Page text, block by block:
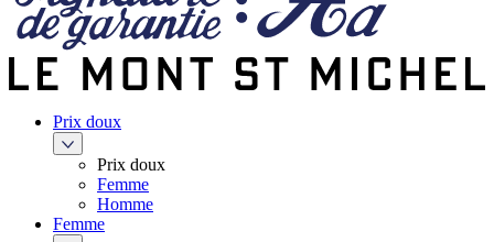
Prix doux
Prix doux
Femme
Homme
Femme